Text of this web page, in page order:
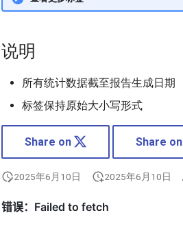
说明
所有统计数据截至报告生成日期
标签保持原始大小写形式
Share on Share on
2025年6月10日 2025年6月10日